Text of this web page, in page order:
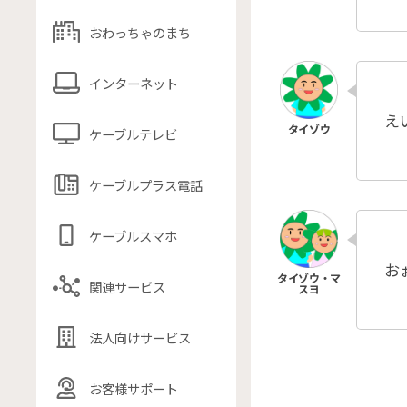
おわっちゃのまち
インターネット
ケーブルテレビ
ケーブルプラス電話
ケーブルスマホ
関連サービス
法人向けサービス
お客様サポート
え
お